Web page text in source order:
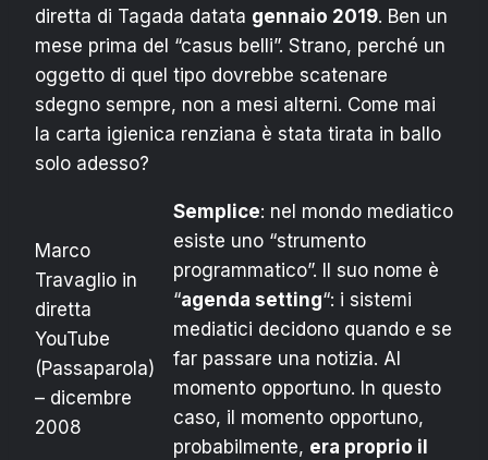
diretta di Tagada datata gennaio 2019. Ben un
mese prima del “casus belli”. Strano, perché un
oggetto di quel tipo dovrebbe scatenare
sdegno sempre, non a mesi alterni. Come mai
la carta igienica renziana è stata tirata in ballo
solo adesso?
Marco
Travaglio in
diretta
YouTube
(Passaparola)
– dicembre
2008
Semplice: nel mondo mediatico
esiste uno “strumento
programmatico”. Il suo nome è
“agenda setting“: i sistemi
mediatici decidono quando e se
far passare una notizia. Al
momento opportuno. In questo
caso, il momento opportuno,
probabilmente, era proprio il